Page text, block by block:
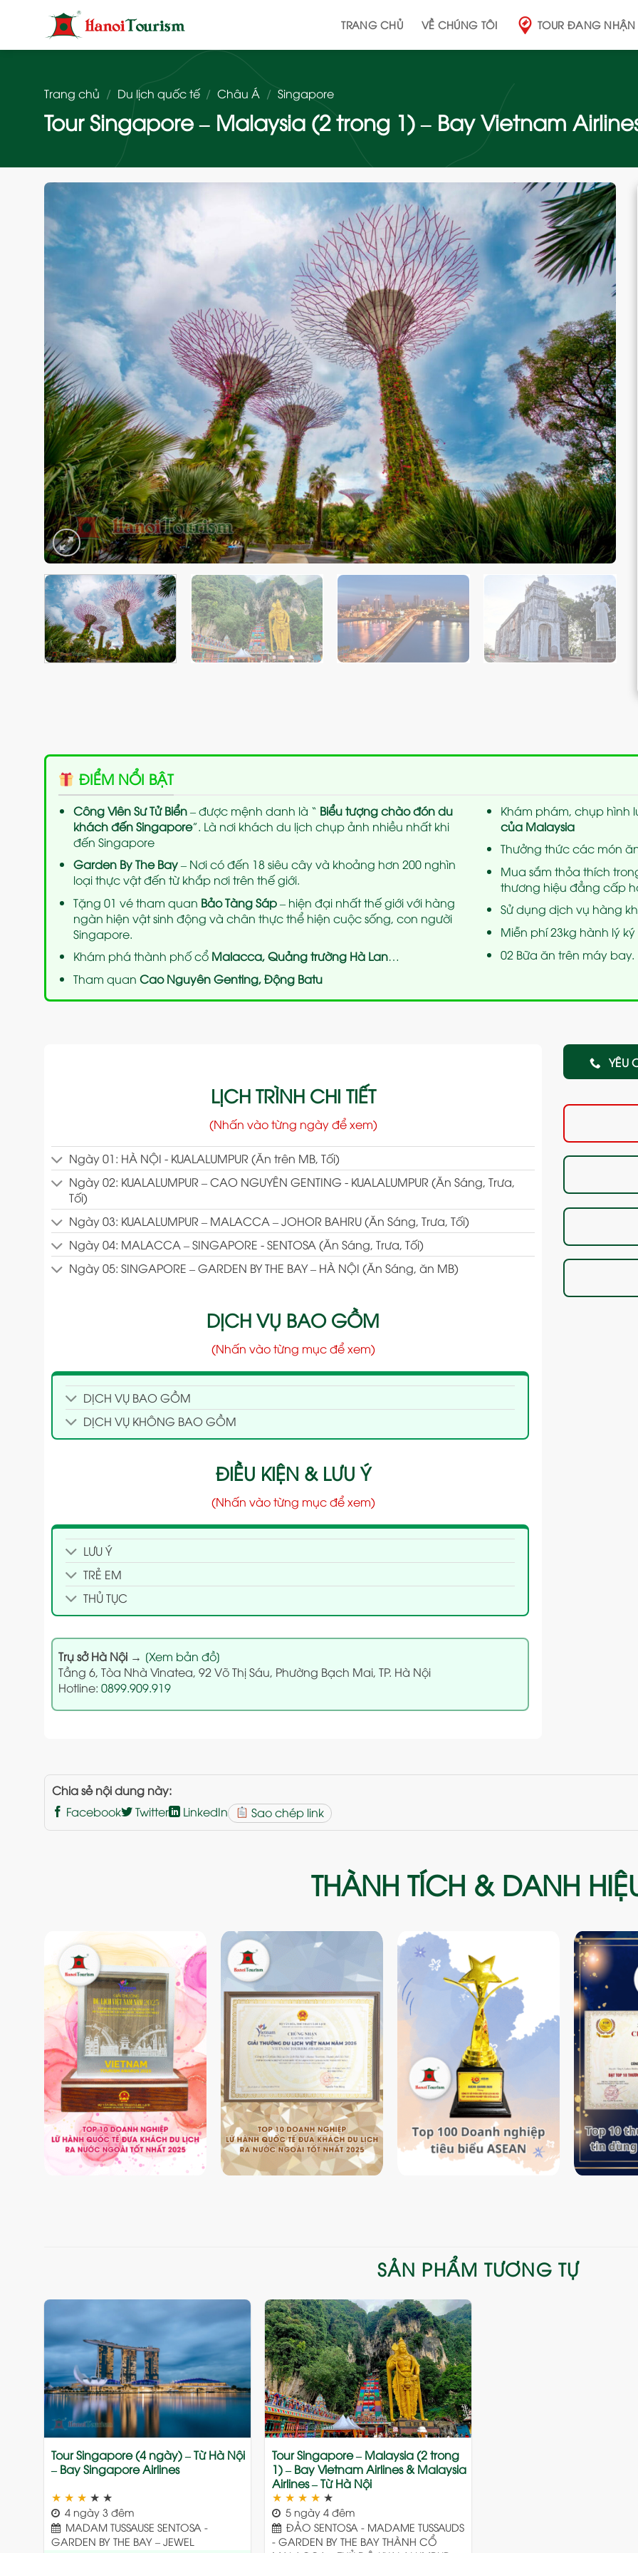
dung
TRANG CHỦ VỀ CHÚNG TÔI TOUR ĐANG
Trang chủ / Du lịch quốc tế / Châu Á / Singapore
Tour Singapore – Malaysia (2 trong 1) – Bay Vietnam
Add
to
wishlist
ĐIỂM NỔI BẬT
Công Viên Sư Tử Biển– được mệnh danh là “ Biểu tượng chào đón du
khách đến Singapore”. Là nơi khách du lịch chụp ảnh nhiều nhất khi
đến Singapore
Garden By The Bay– Nơi có đến 18 siêu cây và khoảng hơn 200 nghìn
loại thực vật đến từ khắp nơi trên thế giới.
Tặng 01 vé tham quan Bảo Tàng Sáp– hiện đại nhất thế giới với hàng
ngàn hiện vật sinh động và chân thực thể hiện cuộc sống, con người
Singapore.
Khám phá thành phố cổ Malacca, Quảng trường Hà Lan…
Tham quan Cao Nguyên Genting, Động Batu
Khám phám, chụp hình
của Malaysia
Thưởng thức các món
Mua sắm thỏa thích
thương hiệu đẳng cấp
Sử dụng dịch vụ hàng
Miễn phí 23kg hành lý
02 Bữa ăn trên máy bay.
LỊCH TRÌNH CHI TIẾT
(Nhấn vào từng ngày để xem)
Ngày 01: HÀ NỘI - KUALALUMPUR (Ăn trên MB, Tối)
Ngày 02: KUALALUMPUR – CAO NGUYÊN GENTING - KUALALUMPUR (Ăn Sáng, Trưa,
Tối)
Ngày 03: KUALALUMPUR – MALACCA – JOHOR BAHRU (Ăn Sáng, Trưa, Tối)
Ngày 04: MALACCA – SINGAPORE - SENTOSA (Ăn Sáng, Trưa, Tối)
Ngày 05: SINGAPORE – GARDEN BY THE BAY – HÀ NỘI (Ăn Sáng, ăn MB)
DỊCH VỤ BAO GỒM
(Nhấn vào từng mục để xem)
DỊCH VỤ BAO GỒM
DỊCH VỤ KHÔNG BAO GỒM
ĐIỀU KIỆN & LƯU Ý
(Nhấn vào từng mục để xem)
LƯU Ý
TRẺ EM
THỦ TỤC
Trụ sở Hà Nội→ [Xem bản đồ]
Tầng 6, Tòa Nhà Vinatea, 92 Võ Thị Sáu, Phường Bạch Mai, TP. Hà Nội
Hotline: 0899.909.919
YÊU
Chia sẻ nội dung này:
Facebook
Twitter LinkedIn Sao chép link
THÀNH TÍCH & DANH
SẢN PHẨM TƯƠNG TỰ
wishlist
Tour Singapore (4 ngày) – Từ Hà Nội
– Bay Singapore Airlines
★ ★ ★ ★ ★
4 ngày 3 đêm
MADAM TUSSAUSE SENTOSA -
GARDEN BY THE BAY – JEWEL
Add
to
wishlist
Tour Singapore – Malaysia (2 trong
1) – Bay Vietnam Airlines & Malaysia
Airlines – Từ Hà Nội
★ ★ ★ ★ ★
5 ngày 4 đêm
ĐẢO SENTOSA - MADAME TUSSAUDS
- GARDEN BY THE BAY THÀNH CỔ